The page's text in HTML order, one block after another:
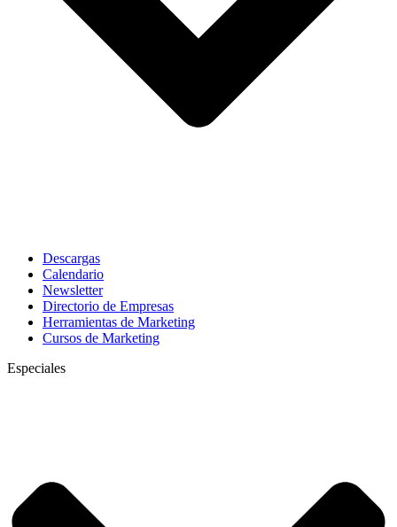
Descargas
Calendario
Newsletter
Directorio de Empresas
Herramientas de Marketing
Cursos de Marketing
Especiales